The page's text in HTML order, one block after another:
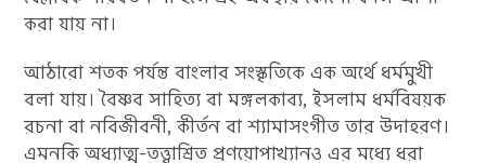
করা যায় না।
আঠারো শতক পর্যন্ত বাংলার সংস্কৃতিকে এক অর্থে ধর্মমুখী
বলা যায়। বৈষ্ণব সাহিত্য বা মঙ্গলকাব্য, ইসলাম ধর্মবিষয়ক
রচনা বা নবিজীবনী, কীর্তন বা শ্যামাসংগীত তার উদাহরণ।
এমনকি অধ্যাত্ম-তত্ত্বাশ্রিত প্রণয়োপাখ্যানও এর মধ্যে ধরা